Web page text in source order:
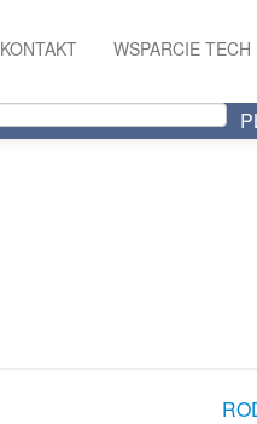
KONTAKT WSPARCIE TECH